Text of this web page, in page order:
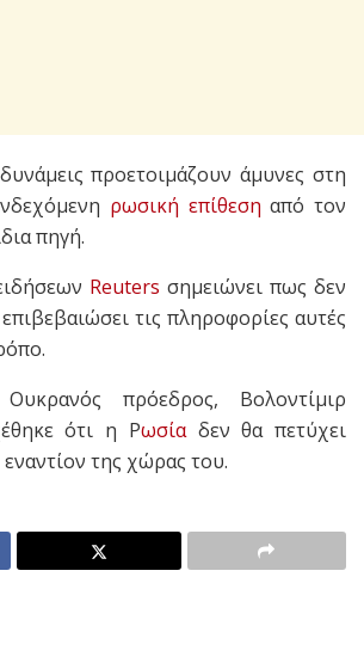
προετοιμάζουν άμυνες στη
ρωσική επίθεση από τον
πηγή.
Reuters σημειώνει πως δεν
τις πληροφορίες αυτές
πρόεδρος, Βολοντίμιρ
ότι η Ρωσίαδεν θα πετύχει
της χώρας του.